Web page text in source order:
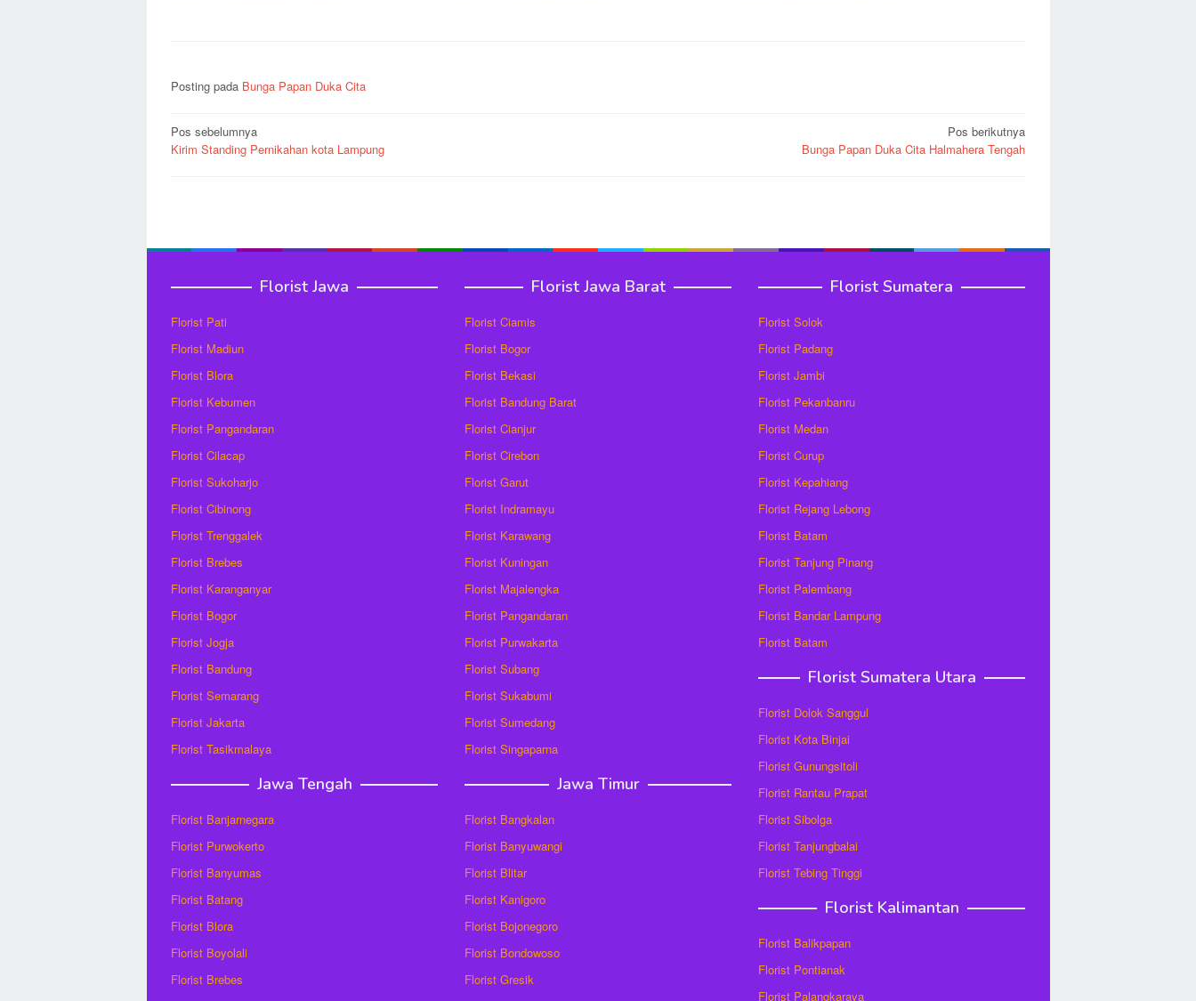
Posting pada Bunga Papan Duka Cita
Navigasi
pos
Pos sebelumnya
Kirim Standing Pernikahan kota Lampung
Pos berikutnya
Bunga Papan Duka Cita Halmahera Tengah
Florist Jawa
Florist Pati
Florist Madiun
Florist Blora
Florist Kebumen
Florist Pangandaran
Florist Cilacap
Florist Sukoharjo
Florist Cibinong
Florist Trenggalek
Florist Brebes
Florist Karanganyar
Florist Bogor
Florist Jogja
Florist Bandung
Florist Semarang
Florist Jakarta
Florist Tasikmalaya
Jawa Tengah
Florist Banjarnegara
Florist Purwokerto
Florist Banyumas
Florist Batang
Florist Blora
Florist Boyolali
Florist Brebes
Florist Jawa Barat
Florist Ciamis
Florist Bogor
Florist Bekasi
Florist Bandung Barat
Florist Cianjur
Florist Cirebon
Florist Garut
Florist Indramayu
Florist Karawang
Florist Kuningan
Florist Majalengka
Florist Pangandaran
Florist Purwakarta
Florist Subang
Florist Sukabumi
Florist Sumedang
Florist Singaparna
Jawa Timur
Florist Bangkalan
Florist Banyuwangi
Florist Blitar
Florist Kanigoro
Florist Bojonegoro
Florist Bondowoso
Florist Gresik
Florist Sumatera
Florist Solok
Florist Padang
Florist Jambi
Florist Pekanbanru
Florist Medan
Florist Curup
Florist Kepahiang
Florist Rejang Lebong
Florist Batam
Florist Tanjung Pinang
Florist Palembang
Florist Bandar Lampung
Florist Batam
Florist Sumatera Utara
Florist Dolok Sanggul
Florist Kota Binjai
Florist Gunungsitoli
Florist Rantau Prapat
Florist Sibolga
Florist Tanjungbalai
Florist Tebing Tinggi
Florist Kalimantan
Florist Balikpapan
Florist Pontianak
Florist Palangkaraya